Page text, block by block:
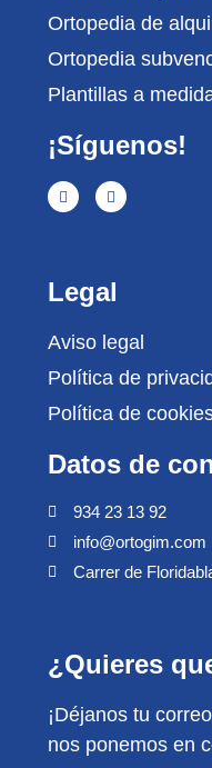
Ortopedia de
Ortopedia
Plantillas a
¡Síguenos!
Legal
Aviso legal
Política de
Política de
Datos de
934 23 13 92
info@ortogim.com
Carrer de
¿Quieres
¡Déjanos tu
nos ponemos en